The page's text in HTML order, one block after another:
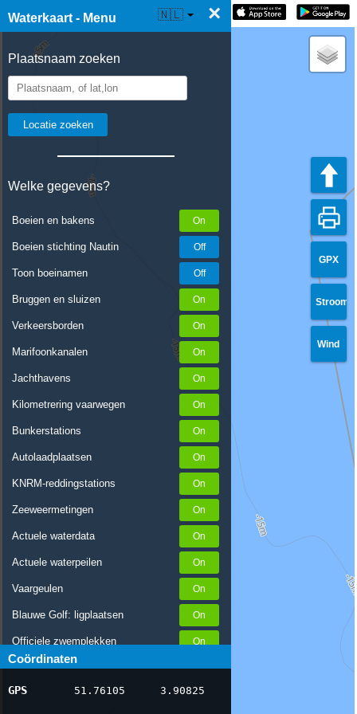
Waterkaart - Menu ×
Plaatsnaam zoeken
Welke gegevens?
Boeien en bakens
Boeien stichting Nautin
Toon boeinamen
Bruggen en sluizen
Verkeersborden
Marifoonkanalen
Jachthavens
Kilometrering vaarwegen
Bunkerstations
Autolaadplaatsen
KNRM-reddingstations
Zeeweermetingen
Actuele waterdata
Actuele waterpeilen
Vaargeulen
Blauwe Golf: ligplaatsen
Officiele zwemplekken
Stremmingen/hinder
AIS scheepsposities
Coördinaten
GPS 51.76105 3.90825
☰ Waterkaart Live 🇳🇱
GPX
Stroom
Wind